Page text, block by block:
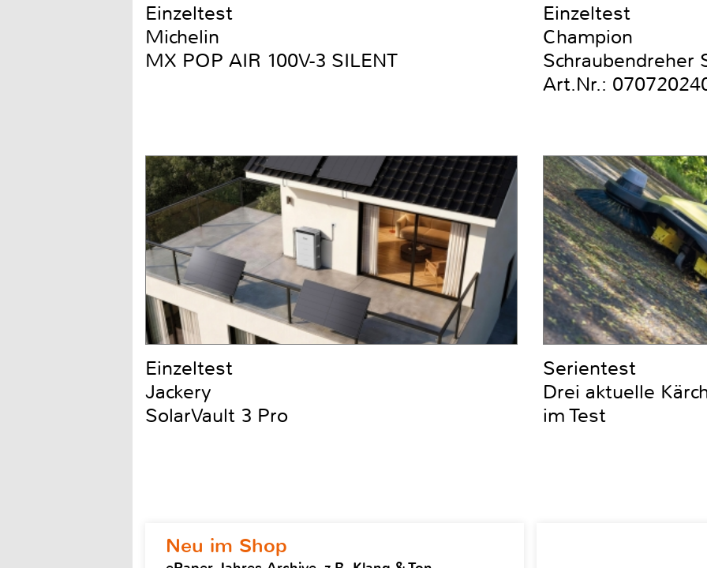
Neu im Shop
Einzeltest
Michelin
MX POP AIR 100V-3 SILENT
Einzeltest
Champion
Schraubendreher
Art.Nr.:
Einzeltest
Jackery
SolarVault 3 Pro
Serientest
Drei aktuelle
im Test